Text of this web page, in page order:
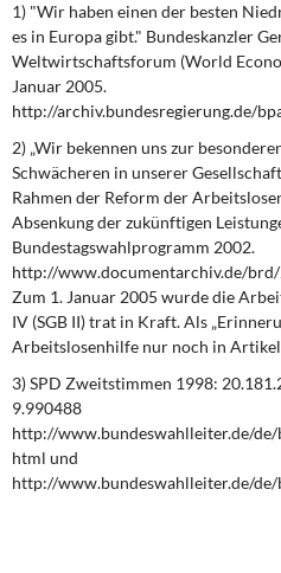
Rosa-Luxemburg-Stiftung
Über mich
Kontakt
1) "Wir haben einen der besten
es in Europa gibt." Bundeskanzler
Weltwirtschaftsforum (World
Januar 2005.
http://archiv.bundesregierung.de/
2) „Wir bekennen uns zur
Schwächeren in unserer
Rahmen der Reform der
Absenkung der zukünftigen
Bundestagswahlprogramm 2002.
http://www.documentarchiv.de/
Zum 1. Januar 2005 wurde die
IV (SGB II) trat in Kraft. Als
Arbeitslosenhilfe nur noch in
3) SPD Zweitstimmen 1998:
9.990488
http://www.bundeswahlleiter.de/de/
html und
http://www.bundeswahlleiter.de/